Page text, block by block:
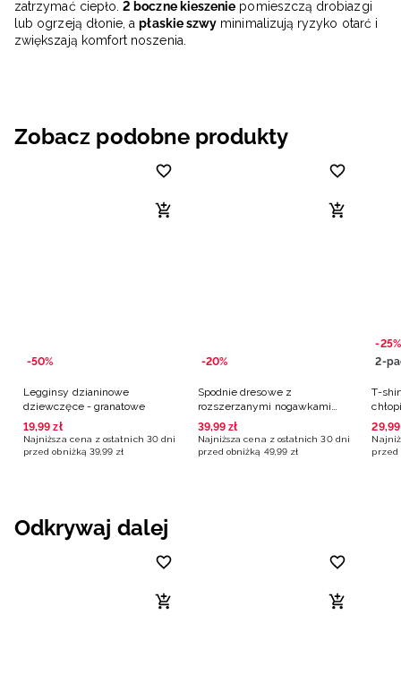
zatrzymać ciepło.2 boczne kieszenie pomieszczą drobiazgi
lub ogrzeją dłonie, apłaskie szwy minimalizują ryzyko otarć i
zwiększają komfort noszenia.
Zobacz podobne produkty
-50%
Legginsy dzianinowe
dziewczęce - granatowe
19,99 zł
Najniższa cena z ostatnich 30 dni
przed obniżką 39,99 zł
-20%
Spodnie dresowe z
rozszerzanymi nogawkami
dziewczęce - granatowe
39,99 zł
Najniższa cena z ostatnich 30 dni
przed obniżką 49,99 zł
-25%
2-
T-
29,99
przed
Odkrywaj dalej